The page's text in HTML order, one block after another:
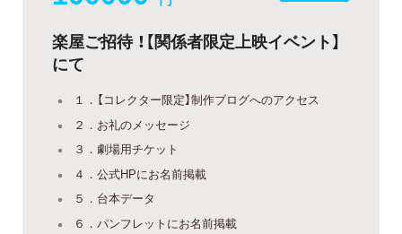
楽屋ご招待 ！【関係者限定上映イベント】
にて
１．【コレクター限定】制作ブログへのアクセス
２．お礼のメッセージ
３．劇場用チケット
４．公式HPにお名前掲載
５．台本データ
６．パンフレットにお名前掲載